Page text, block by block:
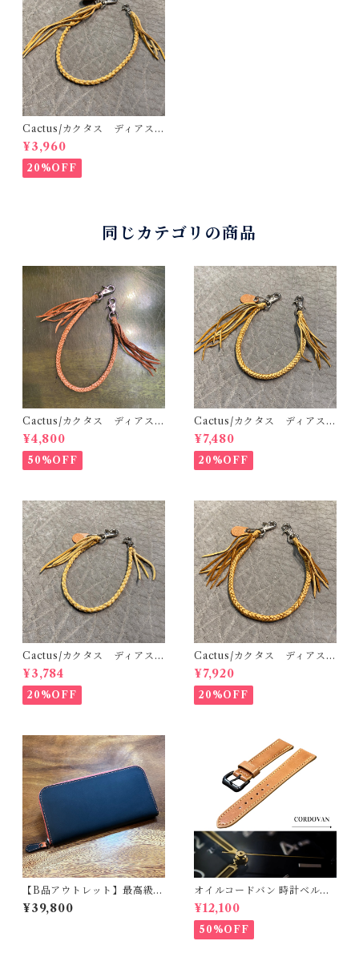
Cactus/カクタス ディアスキ
ンレース（鹿革）4本編みウォ
レットロープ ゴールド 50c
m 手編み 八つ編み
¥3,960
20%OFF
同じカテゴリの商品
Cactus/カクタス ディアスキ
ンレース（鹿革）8本編みウォ
レットロープ サドル 48cm
手編み 八つ編み
¥4,800
50%OFF
Cactus/カクタス ディアスキ
ンレース（鹿革）8本編みウォ
レットロープ サドル 45cm
手編み 八つ編み
¥7,480
20%OFF
Cactus/カクタス ディアスキ
ンレース（鹿革）4本編みウォ
レットロープ ゴールド 42c
m 手編み 八つ編み
¥3,784
20%OFF
Cactus/カクタス ディアスキ
ンレース（鹿革）8本編みウォ
レットロープ サドル 50cm
手編み 八つ編み
¥7,920
20%OFF
【B品アウトレット】最高級オ
イルレザー ラウンドジップ長
財布 総貼り合わせ仕立て テン
¥39,800
オイルコードバン 時計ベルト
ナチュラル 20mm-18mm
【スタンダード】フルフラッ
ト型 腕時計バンド
¥12,100
50%OFF